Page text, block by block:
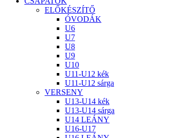
ELŐKÉSZÍTŐ
ÓVODÁK
U6
U7
U8
U9
U10
U11-U12 kék
U11-U12 sárga
VERSENY
U13-U14 kék
U13-U14 sárga
U14 LEÁNY
U16-U17